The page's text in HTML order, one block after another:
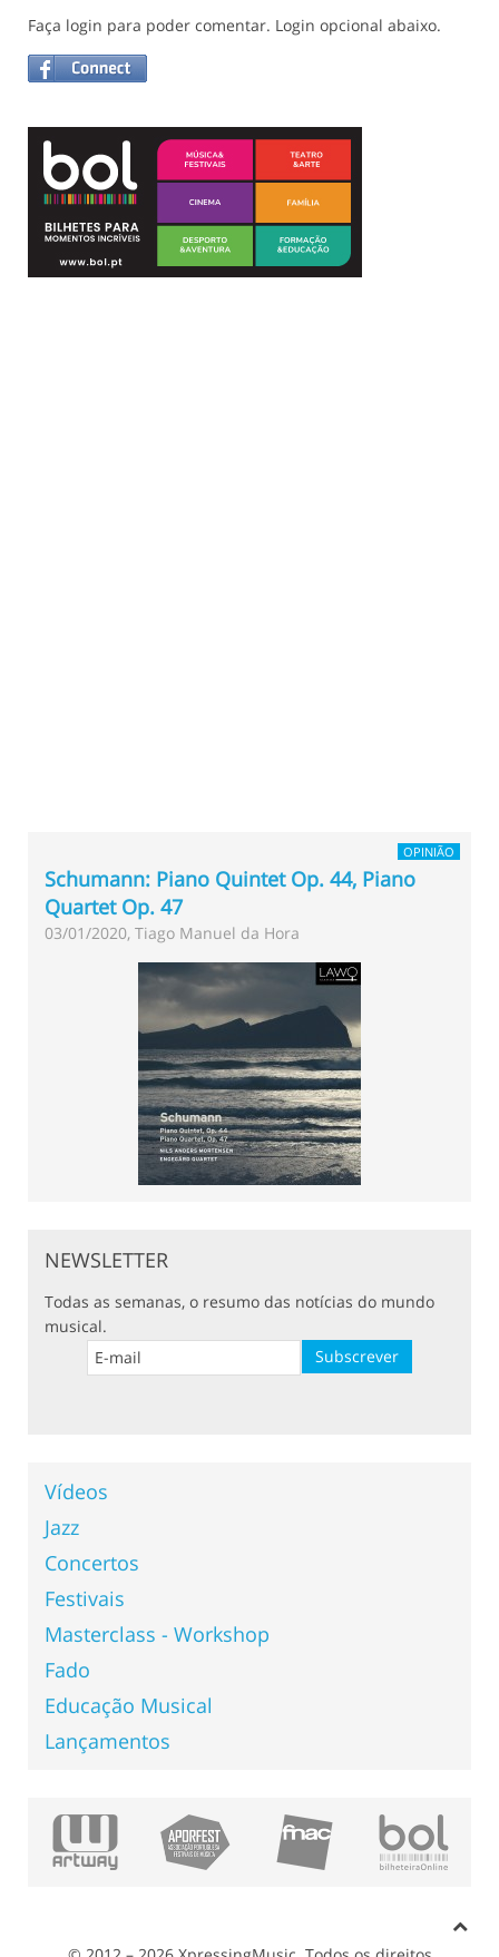
Faça login para poder comentar. Login opcional abaixo.
OPINIÃO
Schumann: Piano Quintet Op. 44, Piano
Quartet Op. 47
03/01/2020, Tiago Manuel da Hora
NEWSLETTER
Todas as semanas, o resumo das notícias do mundo
musical.
Vídeos
Jazz
Concertos
Festivais
Masterclass - Workshop
Fado
Educação Musical
Lançamentos